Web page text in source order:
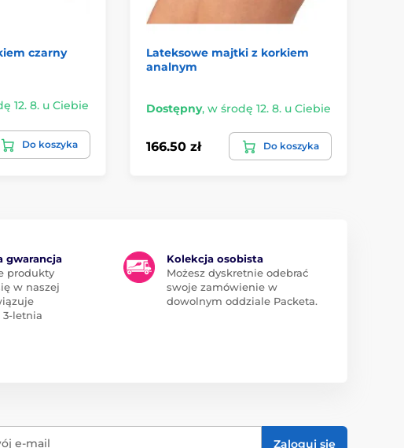
czarny
12. 8. u Ciebie
Do koszyka
Lateksowe majtki z korkiem
analnym
Dostępny, w środę 12. 8. u Ciebie
166.50 zł Do koszyka
gwarancja
produkty
w naszej
3-letnia
Kolekcja osobista
Możesz dyskretnie odebrać
swoje zamówienie w
dowolnym oddziale Packeta.
e-mail Zaloguj się